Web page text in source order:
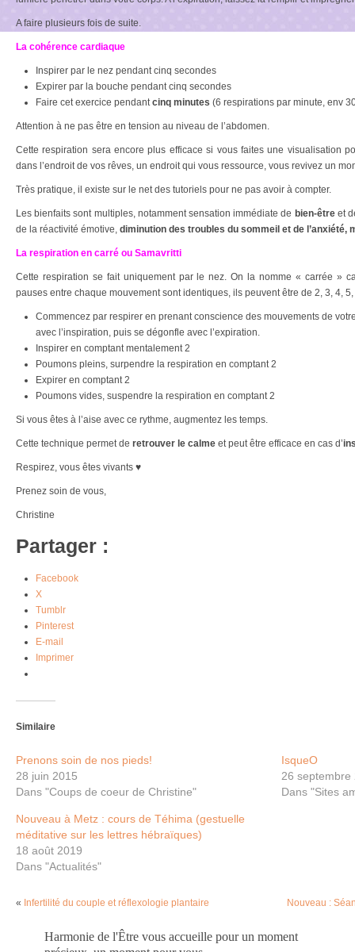
A faire plusieurs fois de suite.
La cohérence cardiaque
Inspirer par le nez pendant cinq secondes
Expirer par la bouche pendant cinq secondes
Faire cet exercice pendantcinq minutes (6 respirations par minute, env
Attention à ne pas être en tension au niveau de l’abdomen.
Cette respiration sera encore plus efficace si vous faites une visualisation
dans l’endroit de vos rêves, un endroit qui vous ressource, vous revivez un
Très pratique, il existe sur le net des tutoriels pour ne pas avoir à compter.
Les bienfaits sont multiples, notamment sensation immédiate de bien-êtreet
de la réactivité émotive, diminution des troubles du sommeil et de l’anxiété,
La respiration en carré ou Samavritti
Cette respiration se fait uniquement par le nez. On la nomme « carrée »
pauses entre chaque mouvement sont identiques, ils peuvent être de 2, 3, 4,
Commencez par respirer en prenant conscience des mouvements de
avec l’inspiration, puis se dégonfle avec l’expiration.
Inspirer en comptant mentalement 2
Poumons pleins, surpendre la respiration en comptant 2
Expirer en comptant 2
Poumons vides, suspendre la respiration en comptant 2
Si vous êtes à l’aise avec ce rythme, augmentez les temps.
Cette technique permet de retrouver le calme et peut être efficace en cas d’
Respirez, vous êtes vivants ♥
Prenez soin de vous,
Christine
Partager :
Facebook
X
Tumblr
Pinterest
E-mail
Imprimer
Similaire
Prenons soin de nos pieds!
28 juin 2015
Dans "Coups de coeur de Christine"
IsqueO
26 septembre
Dans "Sites
Nouveau à Metz : cours de Téhima (gestuelle
méditative sur les lettres hébraïques)
18 août 2019
Dans "Actualités"
« Infertilité du couple et réflexologie plantaire Nouveau :
Harmonie de l'Être vous accueille pour un moment